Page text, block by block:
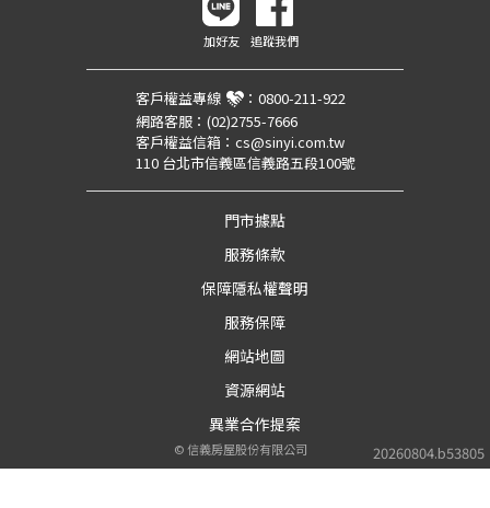
20260804.b53805
加好友 追蹤我們
客戶權益專線 ： 0800-211-922
網路客服： (02)2755-7666
客戶權益信箱： cs@sinyi.com.tw
110 台北市信義區信義路五段100號
門市據點
服務條款
保障隱私權聲明
服務保障
網站地圖
資源網站
異業合作提案
©信義房屋股份有限公司